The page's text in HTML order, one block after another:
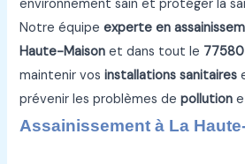
environnement sain et protéger la
Notre équipeexperte en
Haute-Maison et dans tout le 77580
maintenir vosinstallations sanitaires
prévenir les problèmes depollution
Assainissement à La